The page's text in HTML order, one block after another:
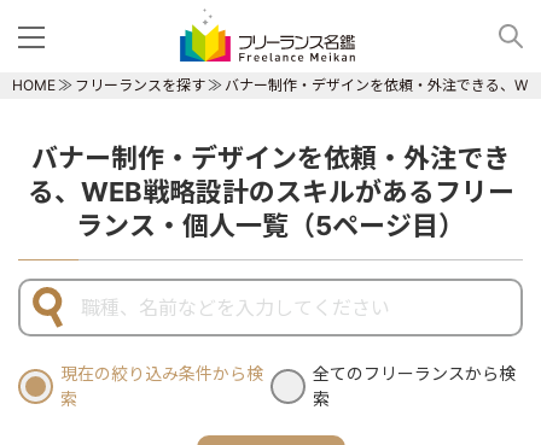
HOME フリーランスを探す バナー制作・デザインを依頼・外注できる、
バナー制作・デザインを依頼・外注でき
る、WEB戦略設計のスキルがあるフリー
ランス・個人一覧（5ページ目）
現在の絞り込み条件から検
索
全てのフリーランスから検
索